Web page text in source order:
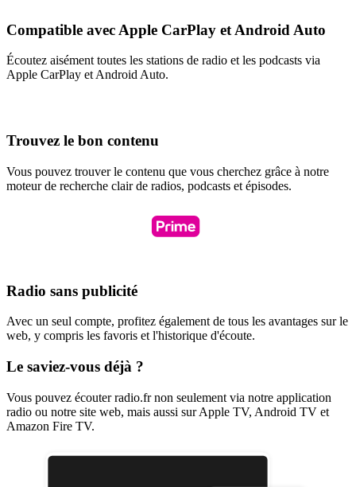
Compatible avec Apple CarPlay et Android Auto
Écoutez aisément toutes les stations de radio et les podcasts via
Apple CarPlay et Android Auto.
Trouvez le bon contenu
Vous pouvez trouver le contenu que vous cherchez grâce à notre
moteur de recherche clair de radios, podcasts et épisodes.
Radio sans publicité
Avec un seul compte, profitez également de tous les avantages sur le
web, y compris les favoris et l'historique d'écoute.
Le saviez-vous déjà ?
Vous pouvez écouter radio.fr non seulement via notre application
radio ou notre site web, mais aussi sur Apple TV, Android TV et
Amazon Fire TV.